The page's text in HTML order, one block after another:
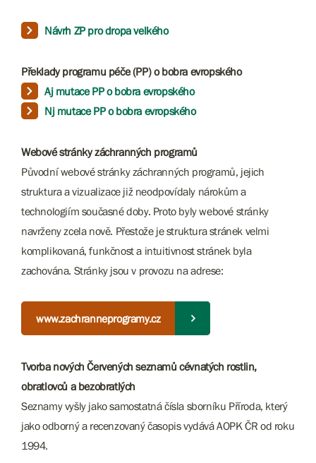
Návrh ZP pro dropa velkého
Překlady programu péče (PP) o bobra evropského
Aj mutace PP o bobra evropského
Nj mutace PP o bobra evropského
Webové stránky záchranných programů
Původní webové stránky záchranných programů, jejich
struktura a vizualizace již neodpovídaly nárokům a
technologiím současné doby. Proto byly webové stránky
navrženy zcela nově. Přestože je struktura stránek velmi
komplikovaná, funkčnost a intuitivnost stránek byla
zachována. Stránky jsou v provozu na adrese:
www.zachranneprogramy.cz
Tvorba nových Červených seznamů cévnatých rostlin,
obratlovců a bezobratlých
Seznamy vyšly jako samostatná čísla sborníku Příroda, který
jako odborný a recenzovaný časopis vydává AOPK ČR od roku
1994.